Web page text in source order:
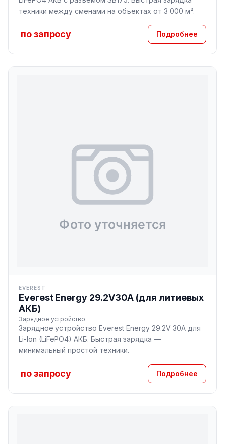
техники между сменами на объектах от 3 000 м².
по запросу Подробнее
EVEREST
Everest Energy 29.2V30A (для литиевых
АКБ)
Зарядное устройство
Зарядное устройство Everest Energy 29.2V 30A для
Li-Ion (LiFePO4) АКБ. Быстрая зарядка —
минимальный простой техники.
по запросу Подробнее